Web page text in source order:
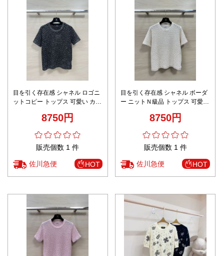
目を引く存在感 シャネル ロゴニ
ットコピー トップス 可愛い カラ
8750円
販売個数 1 件
佐川急便 HOT
目を引く存在感 シャネル ボーダ
ー ニットＮ級品 トップス 可愛い
8750円
販売個数 1 件
佐川急便 HOT